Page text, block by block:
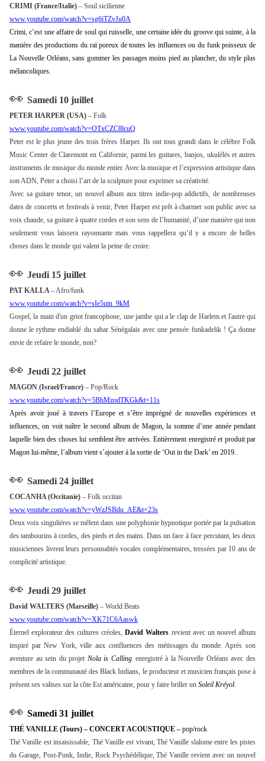
CRIMI (France/Italie) – Soul sicilienne
www.youtube.com/watch?v=sg6iTZvJu0A
Crimi, c’est une affaire de soul qui ruisselle, une certaine idée du groove qui suinte, à la
manière des productions du raï poreux de toutes les influences ou du funk poisseux de
La Nouvelle Orléans, sans gommer les passages moins pied au plancher, du style plus
mélancoliques.
👀 Samedi 10 juillet
PETER HARPER (USA) – Folk
www.youtube.com/watch?v=OTxCZC8lcuQ
Peter est le plus jeune des trois frères Harper. Ils ont tous grandi dans le célèbre Folk
Music Center de Claremont en Californie, parmi les guitares, banjos, ukulélés et autres
instruments de musique du monde entier. Avec la musique et l’expression artistique dans
son ADN, Peter a choisi l’art de la sculpture pour exprimer sa créativité.
Avec sa guitare tenor, un nouvel album aux titres indie-pop addictifs, de nombreuses
dates de concerts et festivals à venir, Peter Harper est prêt à charmer son public avec sa
voix chaude, sa guitare à quatre cordes et son sens de l’humanité, d’une manière qui non
seulement vous laissera rayonnante mais vous rappellera qu’il y a encore de belles
choses dans le monde qui valent la peine de croire.
👀 Jeudi 15 juillet
PAT KALLA– Afro/funk
www.youtube.com/watch?v=sIe5utn_9kM
Gospel, la main d'un griot francophone, une jambe qui a le clap de Harlem et l'autre qui
donne le rythme endiablé du sabar Sénégalais avec une pensée funkadelik ! Ça donne
envie de refaire le monde, non?
👀 Jeudi 22 juillet
MAGON (Israel/France) – Pop/Rock
www.youtube.com/watch?v=5BhMzodTKGk&t=11s
Après avoir joué à travers l’Europe et s’être imprégné de nouvelles expériences et
influences, on voit naître le second album de Magon, la somme d’une annéependant
laquelle bien des choses lui semblent être arrivées. Entièrement enregistréet produit par
Magon lui-même, l’album vient s’ajouter à la sortie de ‘Out in the Dark’ en 2019.
👀 Samedi 24 juillet
COCANHA (Occitanie) – Folk occitan
www.youtube.com/watch?v=yWzJSBdu_AE&t=23s
Deux voix singulières se mêlent dans une polyphonie hypnotique portée par la pulsation
des tambourins à cordes, des pieds et des mains. Dans un face à face percutant, les deux
musiciennes livrent leurs personnalités vocales complémentaires, tressées par 10 ans de
complicité artistique.
👀 Jeudi 29 juillet
David WALTERS (Marseille) – World Beats
www.youtube.com/watch?v=XK71C6Aaswk
Éternel explorateur des cultures créoles, David Walters revient avec un nouvel album
inspiré par New York, ville aux confluences des métissages du monde. Après son
aventure au sein du projet Nola is Calling enregistré à la Nouvelle Orléans avec des
membres de la communauté des Black Indians, le producteur et musicien français pose à
présent ses valises sur la côte Est américaine, pour y faire briller un Soleil Kréyol.
👀 Samedi 31 juillet
THÉ VANILLE (Tours) – CONCERT ACOUSTIQUE – pop/rock
Thé Vanille est insaisissable, Thé Vanille est vivant, Thé Vanille slalome entre les pistes
du Garage, Post-Punk, Indie, Rock Psychédélique, Thé Vanille revient avec un nouvel